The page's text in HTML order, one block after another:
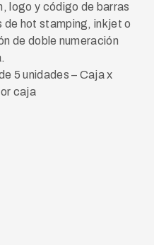
logo y código de barras
de hot stamping, inkjet o
de doble numeración
5 unidades – Caja x
caja